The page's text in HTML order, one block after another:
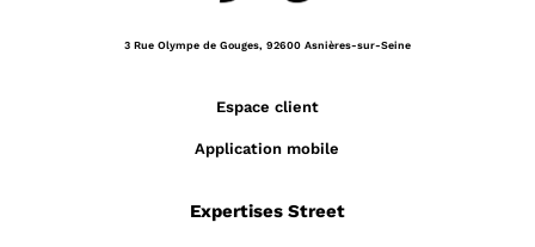
3 Rue Olympe de Gouges, 92600 Asnières-sur-Seine
Espace client
Application mobile
Expertises Street